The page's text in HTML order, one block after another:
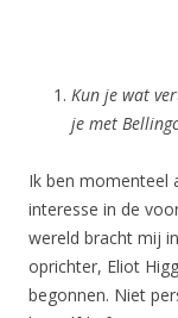
Kun je wat
je met
Ik ben momenteel
interesse in de
wereld bracht mij
oprichter, Eliot
begonnen. Niet